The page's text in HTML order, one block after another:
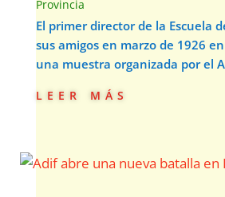
Provincia
El primer director de la Escuela
sus amigos en marzo de 1926
una muestra organizada por el
leer más